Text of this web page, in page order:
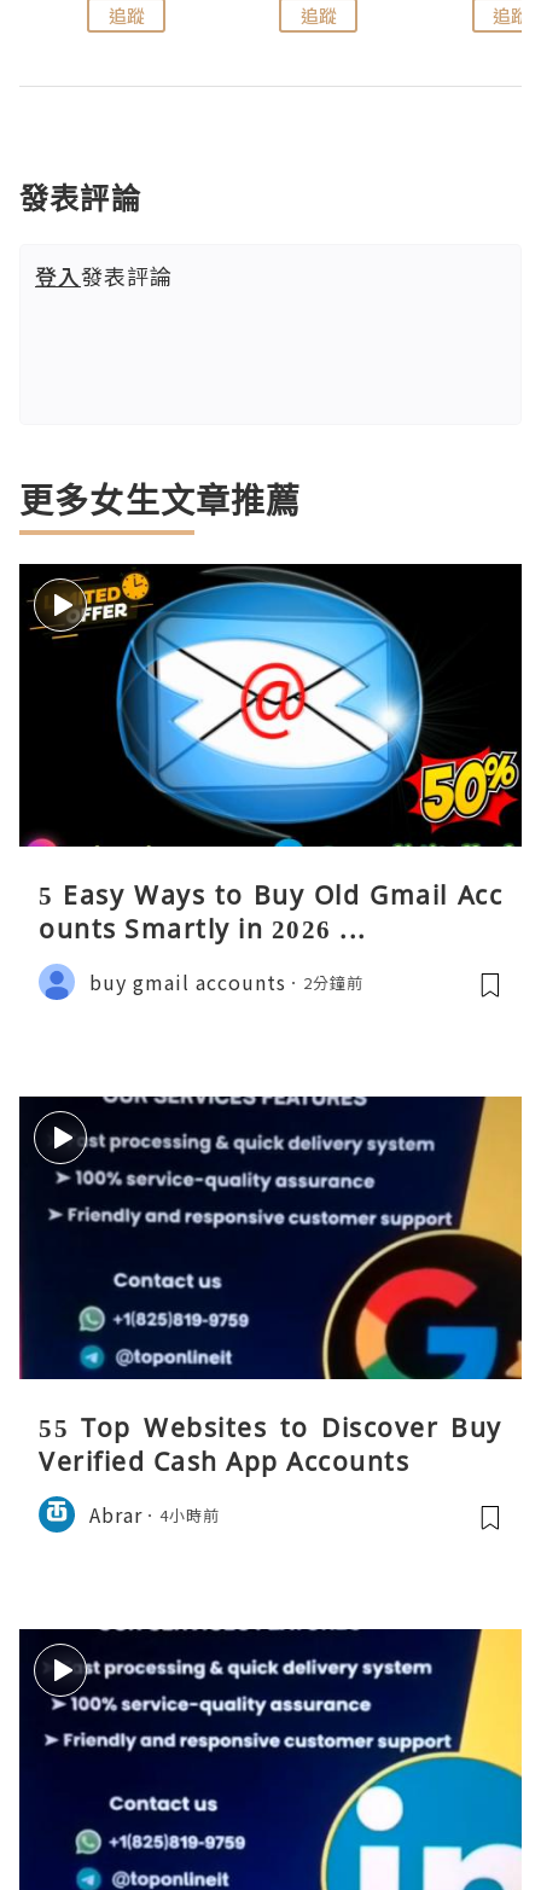
追蹤 追蹤 追蹤
發表評論
登入發表評論
更多女生文章推薦
5 Easy Ways to Buy Old Gmail Acc
ounts Smartly in 2026 ...
buy gmail accounts 2分鐘前
55 Top Websites to Discover Buy
Verified Cash App Accounts
Abrar 4小時前